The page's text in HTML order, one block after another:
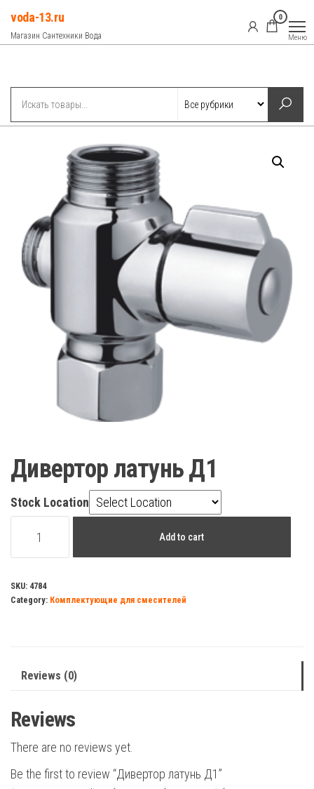
Перейти
содержимому
voda-13.ru
Магазин Сантехники Вода
0
Меню
Дивертор латунь Д1
Stock Location
латунь
quantity
Add to cart
SKU: 4784
Category: Комплектующие для смесителей
Reviews (0)
Reviews
There are no reviews yet.
Be the first to review “Дивертор латунь Д1”